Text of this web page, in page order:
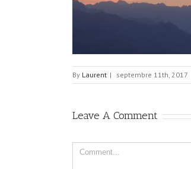
By Laurent | septembre 11th, 2017
Leave A Comment
Comment